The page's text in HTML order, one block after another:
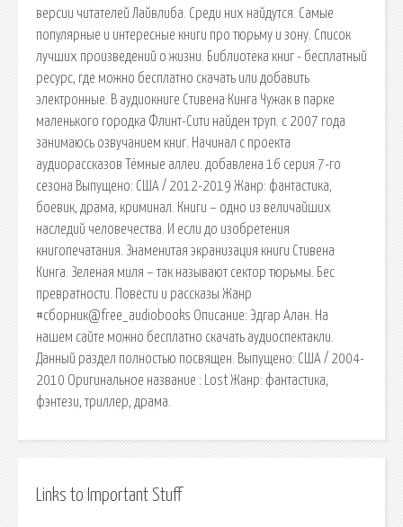
версии читателей Лайвлиба. Среди них найдутся. Самые
популярные и интересные книги про тюрьму и зону. Список
лучших произведений о жизни. Библиотека книг - бесплатный
ресурс, где можно бесплатно скачать или добавить
электронные. В аудиокниге Стивена Кинга Чужак в парке
маленького городка Флинт-Сити найден труп. c 2007 года
занимаюсь озвучанием книг. Начинал с проекта
аудиорассказов Тёмные аллеи. добавлена 16 серия 7-го
сезона Выпущено: США / 2012-2019 Жанр: фантастика,
боевик, драма, криминал. Книги – одно из величайших
наследий человечества. И если до изобретения
книгопечатания. Знаменитая экранизация книги Стивена
Кинга. Зеленая миля – так называют сектор тюрьмы. Бес
превратности. Повести и рассказы Жанр
#сборник@free_audiobooks Описание: Эдгар Алан. На
нашем сайте можно бесплатно скачать аудиоспектакли.
Данный раздел полностью посвящен. Выпущено: США / 2004-
2010 Оригинальное название : Lost Жанр: фантастика,
фэнтези, триллер, драма.
Links to Important Stuff